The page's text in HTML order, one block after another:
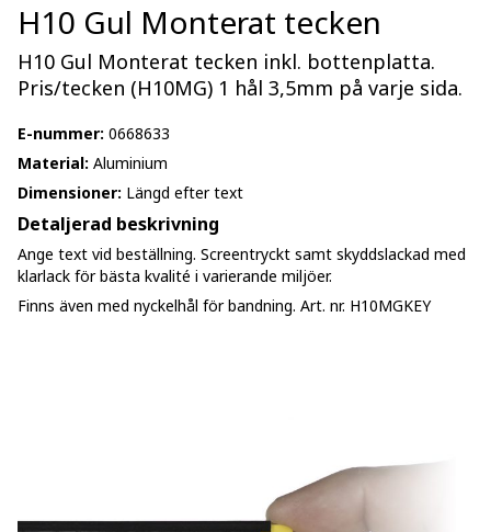
H10 Gul Monterat tecken
H10 Gul Monterat tecken inkl. bottenplatta.
Pris/tecken (H10MG) 1 hål 3,5mm på varje sida.
E-nummer: 0668633
Material: Aluminium
Dimensioner: Längd efter text
Detaljerad beskrivning
Ange text vid beställning. Screentryckt samt skyddslackad med
klarlack för bästa kvalité i varierande miljöer.
Finns även med nyckelhål för bandning. Art. nr. H10MGKEY